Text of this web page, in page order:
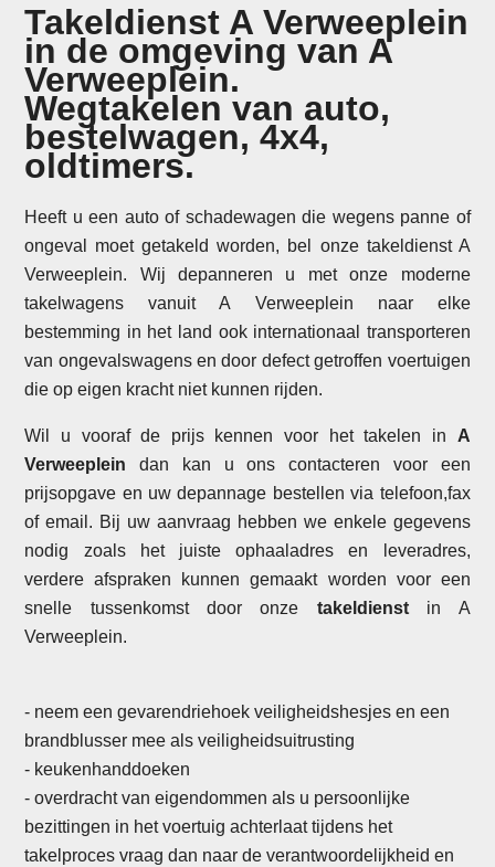
Takeldienst A Verweeplein
in de omgeving van A
Verweeplein.
Wegtakelen van auto,
bestelwagen, 4x4,
oldtimers.
Heeft u een auto of schadewagen die wegens panne of
ongeval moet getakeld worden, bel onze takeldienst A
Verweeplein. Wij depanneren u met onze moderne
takelwagens vanuit A Verweeplein naar elke
bestemming in het land ook internationaal transporteren
van ongevalswagens en door defect getroffen voertuigen
die op eigen kracht niet kunnen rijden.
Wil u vooraf de prijs kennen voor het takelen in A
Verweeplein dan kan u ons contacteren voor een
prijsopgave en uw depannage bestellen via telefoon,fax
of email. Bij uw aanvraag hebben we enkele gegevens
nodig zoals het juiste ophaaladres en leveradres,
verdere afspraken kunnen gemaakt worden voor een
snelle tussenkomst door onze takeldienstin A
Verweeplein.
- neem een gevarendriehoek veiligheidshesjes en een
brandblusser mee als veiligheidsuitrusting
- keukenhanddoeken
- overdracht van eigendommen als u persoonlijke
bezittingen in het voertuig achterlaat tijdens het
takelproces vraag dan naar de verantwoordelijkheid en